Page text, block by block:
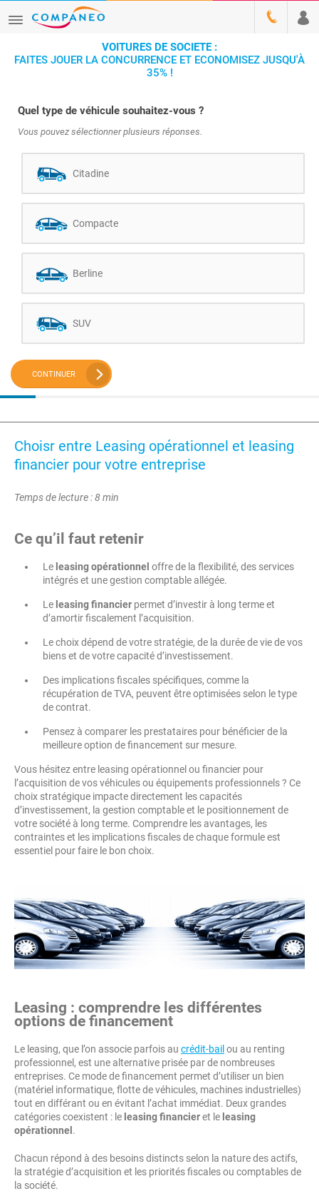
VOITURES DE SOCIETE :
FAITES JOUER LA CONCURRENCE ET ECONOMISEZ JUSQU'À
35% !
Quel type de véhicule souhaitez-vous ?
Vous pouvez sélectionner plusieurs réponses.
Citadine
Compacte
Berline
SUV
CONTINUER
Choisr entre Leasing opérationnel et leasing
financier pour votre entreprise
Temps de lecture : 8 min
Ce qu’il faut retenir
Le leasing opérationnel offre de la flexibilité, des services
intégrés et une gestion comptable allégée.
Le leasing financier permet d’investir à long terme et
d’amortir fiscalement l’acquisition.
Le choix dépend de votre stratégie, de la durée de vie de vos
biens et de votre capacité d’investissement.
Des implications fiscales spécifiques, comme la
récupération de TVA, peuvent être optimisées selon le type
de contrat.
Pensez à comparer les prestataires pour bénéficier de la
meilleure option de financement sur mesure.
Vous hésitez entre leasing opérationnel ou financier pour
l’acquisition de vos véhicules ou équipements professionnels ? Ce
choix stratégique impacte directement les capacités
d’investissement, la gestion comptable et le positionnement de
votre société à long terme. Comprendre les avantages, les
contraintes et les implications fiscales de chaque formule est
essentiel pour faire le bon choix.
Leasing : comprendre les différentes
options de financement
Le leasing, que l’on associe parfois au crédit-bail ou au renting
professionnel, est une alternative prisée par de nombreuses
entreprises. Ce mode de financement permet d’utiliser un bien
(matériel informatique, flotte de véhicules, machines industrielles)
tout en différant ou en évitant l’achat immédiat. Deux grandes
catégories coexistent : le leasing financieret le leasing
opérationnel .
Chacun répond à des besoins distincts selon la nature des actifs,
la stratégie d’acquisition et les priorités fiscales ou comptables de
la société.